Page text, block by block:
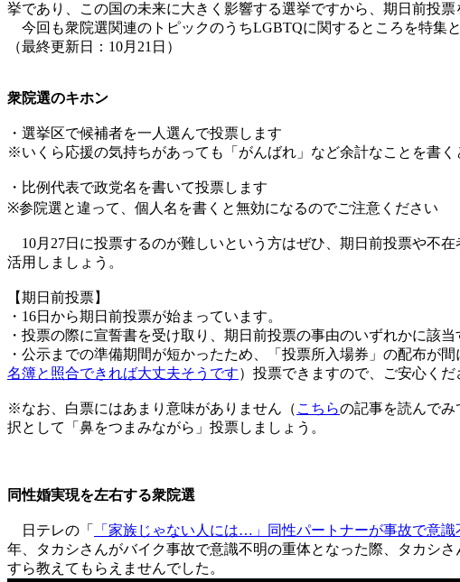
挙であり、この国の未来に大きく影響する選挙ですから、期日前投
今回も衆院選関連のトピックのうちLGBTQに関するところを特集と
（最終更新日：10月21日）
衆院選のキホン
・選挙区で候補者を一人選んで投票します
※いくら応援の気持ちがあっても「がんばれ」など余計なことを書
・比例代表で政党名を書いて投票します
※参院選と違って、個人名を書くと無効になるのでご注意ください
10月27日に投票するのが難しいという方はぜひ、期日前投票や不
活用しましょう。
【期日前投票】
・16日から期日前投票が始まっています。
・投票の際に宣誓書を受け取り、期日前投票の事由のいずれかに該
・公示までの準備期間が短かったため、「投票所入場券」の配布が
名簿と照合できれば大丈夫そうです）投票できますので、ご安心くだ
※なお、白票にはあまり意味がありません（ こちらの記事を読んで
択として「鼻をつまみながら」投票しましょう。
同性婚実現を左右する衆院選
日テレの「 「家族じゃない人には…」同性パートナーが事故で意
年、タカシさんがバイク事故で意識不明の重体となった際、タカシ
すら教えてもらえませんでした。